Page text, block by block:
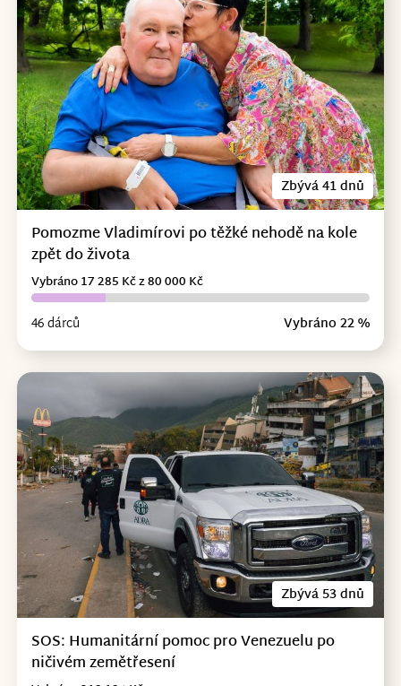
Zbývá 41 dnů
Pomozme Vladimírovi po těžké nehodě na kole
zpět do života
46 dárců Vybráno 22 %
Vybráno 17 285 Kč z 80 000 Kč
Zbývá 53 dnů
SOS: Humanitární pomoc pro Venezuelu po
ničivém zemětřesení